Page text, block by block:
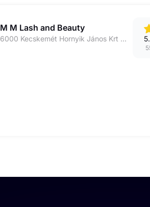
M M Lash and Beauty
6000 Kecskemét Hornyik János Krt 4.